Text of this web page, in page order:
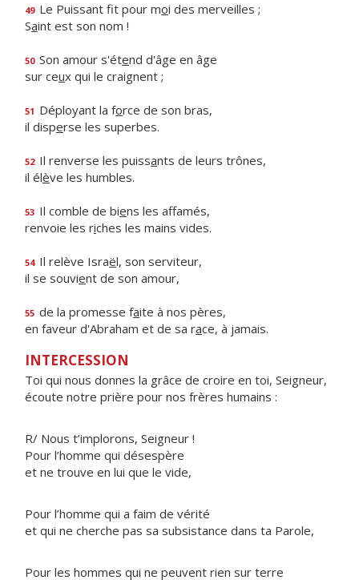
49 Le Puissant fit pour moi des merveilles ;
Saint est son nom !
50 Son amour s'étend d'âge en âge
sur ceux qui le craignent ;
51 Déployant la force de son bras,
il disperse les superbes.
52 Il renverse les puissants de leurs trônes,
il élève les humbles.
53 Il comble de biens les affamés,
renvoie les riches les mains vides.
54 Il relève Israël, son serviteur,
il se souvient de son amour,
55 de la promesse faite à nos pères,
en faveur d'Abraham et de sa race, à jamais.
INTERCESSION
Toi qui nous donnes la grâce de croire en toi, Seigneur,
écoute notre prière pour nos frères humains :
R/ Nous t’implorons, Seigneur !
Pour l’homme qui désespère
et ne trouve en lui que le vide,
Pour l’homme qui a faim de vérité
et qui ne cherche pas sa subsistance dans ta Parole,
Pour les hommes qui ne peuvent rien sur terre